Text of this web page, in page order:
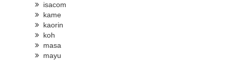
isacom
kame
kaorin
koh
masa
mayu